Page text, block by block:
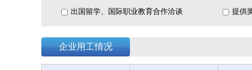
1.校企人才联合培养。与临沂大学、临沂科技职业学
企合作”，提高人才培养水平，促进高质量就业。
2.毕业生就业实习服务。依托临沂人才协会、临沂市
出国留学、国际职业教育合作洽谈 提供
企业用工情况